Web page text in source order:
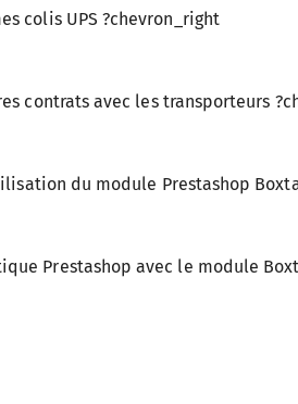
colis UPS ?chevron_right
contrats avec les transporteurs ?
du module Prestashop
Prestashop avec le module